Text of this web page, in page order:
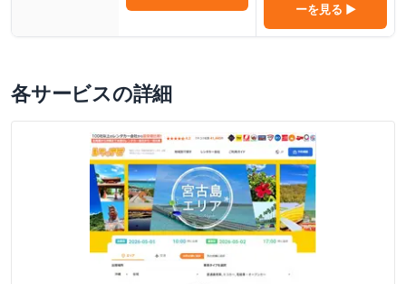
ーを見る ▶
各サービスの詳細